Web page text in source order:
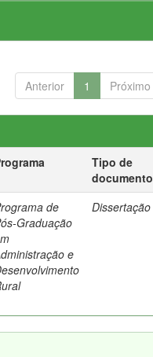
Anterior 1 Próximo
Tipo de
documento
de
Graduação
e
Dissertação